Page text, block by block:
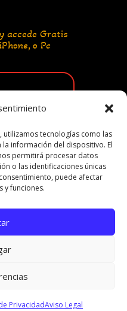
utilizamos tecnologías como las
información del dispositivo. El
permitirá procesar datos
o las identificaciones únicas
puede afectar
y funciones.
PrivacidadAviso Legal
accede Gratis
o Pc
Video
Afiliado / Todos